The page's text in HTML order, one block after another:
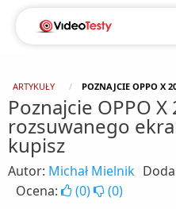
ARTYKUŁY POZNAJCIE OPPO X
Poznajcie OPPO
rozsuwanego
kupisz
Autor: Michał Mielnik
Ocena:
(0) (0)